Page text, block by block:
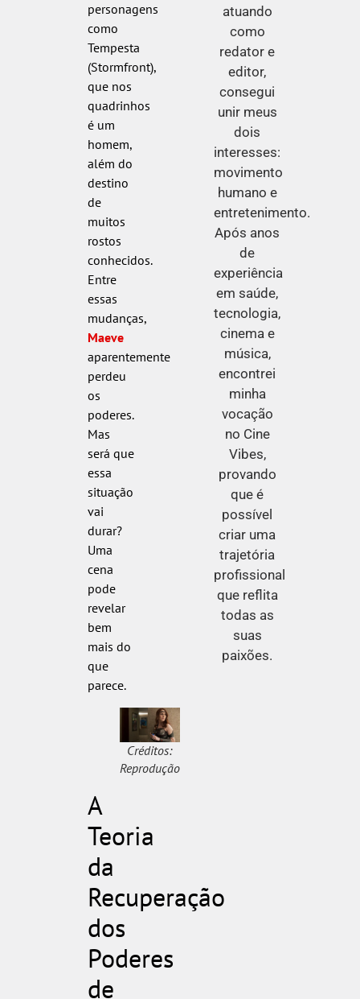
personagens
como
Tempesta
(Stormfront),
que nos
quadrinhos
é um
homem,
além do
destino
de
muitos
rostos
conhecidos.
Entre
essas
mudanças,
Maeve
aparentemente
perdeu
os
poderes.
Mas
será que
essa
situação
vai
durar?
Uma
cena
pode
revelar
bem
mais do
que
parece.
Créditos:
Reprodução
A
Teoria
da
Recuperação
dos
Poderes
de
atuando
como
redator e
editor,
consegui
unir meus
dois
interesses:
movimento
humano e
entretenimento.
Após anos
de
experiência
em saúde,
tecnologia,
cinema e
música,
encontrei
minha
vocação
no Cine
Vibes,
provando
que é
possível
criar uma
trajetória
profissional
que reflita
todas as
suas
paixões.